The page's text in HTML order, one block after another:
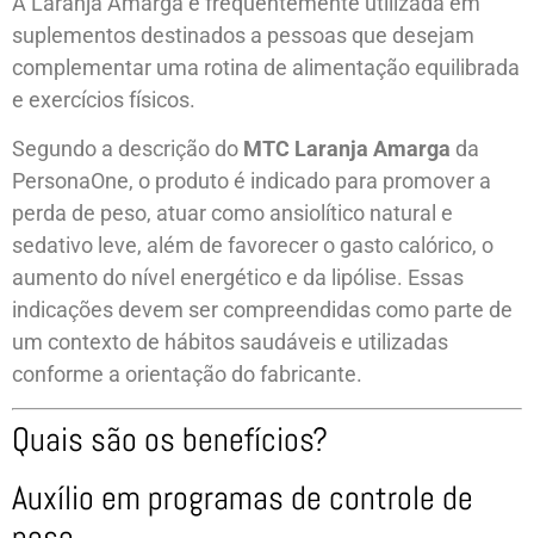
suplementos destinados a pessoas que desejam
complementar uma rotina de alimentação equilibrada
e exercícios físicos.
Segundo a descrição do MTC Laranja Amarga da
PersonaOne, o produto é indicado para promover a
perda de peso, atuar como ansiolítico natural e
sedativo leve, além de favorecer o gasto calórico, o
aumento do nível energético e da lipólise. Essas
indicações devem ser compreendidas como parte de
um contexto de hábitos saudáveis e utilizadas
conforme a orientação do fabricante.
Quais são os benefícios?
Auxílio em programas de controle de